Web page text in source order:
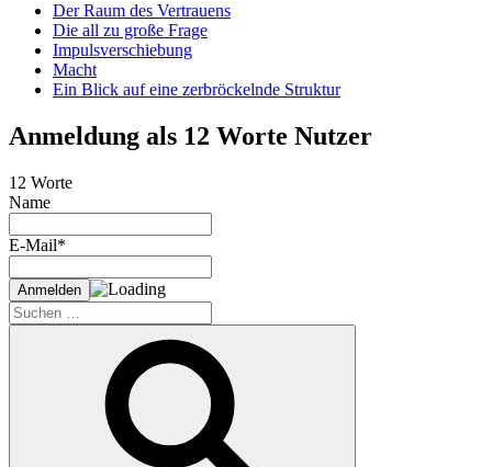
Der Raum des Vertrauens
Die all zu große Frage
Impulsverschiebung
Macht
Ein Blick auf eine zerbröckelnde Struktur
Anmeldung als 12 Worte Nutzer
12 Worte
Name
E-Mail*
Suche
nach: